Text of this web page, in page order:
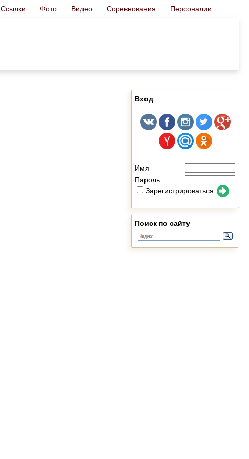
Ссылки Фото Видео Соревнования Персоналии
Вход
Имя
Пароль
Зарегистрироваться
Поиск по сайту